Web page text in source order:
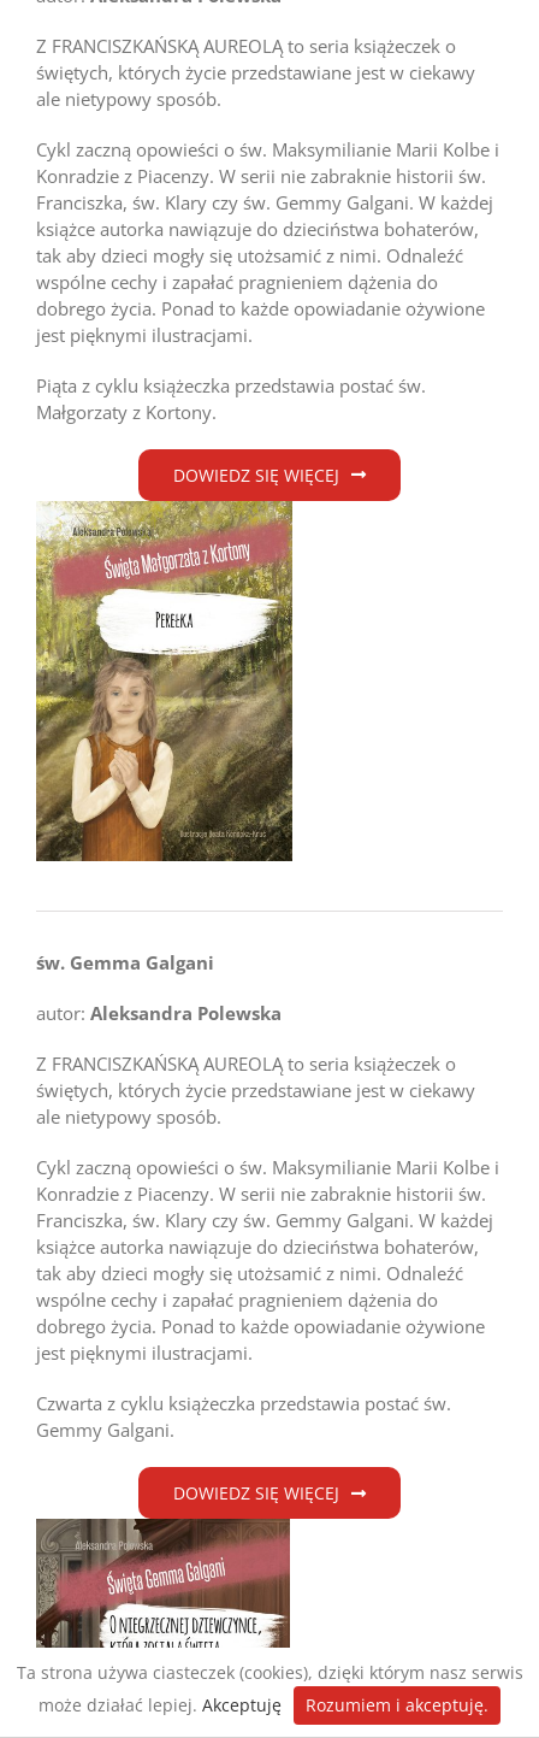
Z FRANCISZKAŃSKĄ AUREOLĄ to seria książeczek o
świętych, których życie przedstawiane jest w ciekawy
ale nietypowy sposób.
Cykl zaczną opowieści o św. Maksymilianie Marii Kolbe i
Konradzie z Piacenzy. W serii nie zabraknie historii św.
Franciszka, św. Klary czy św. Gemmy Galgani. W każdej
książce autorka nawiązuje do dzieciństwa bohaterów,
tak aby dzieci mogły się utożsamić z nimi. Odnaleźć
wspólne cechy i zapałać pragnieniem dążenia do
dobrego życia. Ponad to każde opowiadanie ożywione
jest pięknymi ilustracjami.
Piąta z cyklu książeczka przedstawia postać św.
Małgorzaty z Kortony.
DOWIEDZ SIĘ WIĘCEJ
św. Gemma Galgani
autor: Aleksandra Polewska
Z FRANCISZKAŃSKĄ AUREOLĄ to seria książeczek o
świętych, których życie przedstawiane jest w ciekawy
ale nietypowy sposób.
Cykl zaczną opowieści o św. Maksymilianie Marii Kolbe i
Konradzie z Piacenzy. W serii nie zabraknie historii św.
Franciszka, św. Klary czy św. Gemmy Galgani. W każdej
książce autorka nawiązuje do dzieciństwa bohaterów,
tak aby dzieci mogły się utożsamić z nimi. Odnaleźć
wspólne cechy i zapałać pragnieniem dążenia do
dobrego życia. Ponad to każde opowiadanie ożywione
jest pięknymi ilustracjami.
Czwarta z cyklu książeczka przedstawia postać św.
Gemmy Galgani.
DOWIEDZ SIĘ WIĘCEJ
Ta strona używa ciasteczek (cookies), dzięki którym nasz serwis
może działać lepiej. Akceptuję Rozumiem i akceptuję.